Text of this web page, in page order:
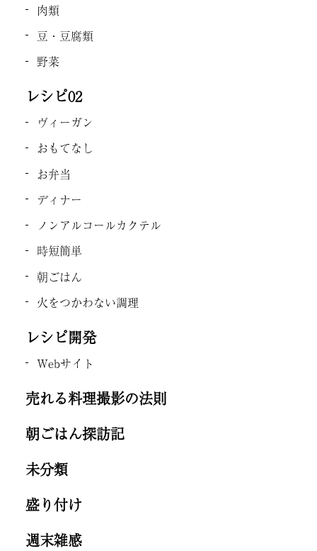
肉類
豆・豆腐類
野菜
レシピ02
ヴィーガン
おもてなし
お弁当
ディナー
ノンアルコールカクテル
時短簡単
朝ごはん
火をつかわない調理
レシピ開発
Webサイト
売れる料理撮影の法則
朝ごはん探訪記
未分類
盛り付け
週末雑感